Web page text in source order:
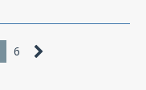
6